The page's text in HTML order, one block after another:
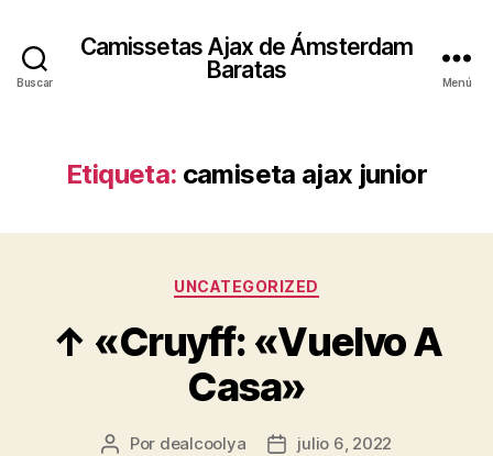
Buscar
Camissetas Ajax de Ámsterdam
Baratas
Menú
Etiqueta: camiseta ajax junior
Categorías
UNCATEGORIZED
↑ «Cruyff: «Vuelvo A
Casa»
Autor
Por dealcoolya
Fechajulio 6, 2022